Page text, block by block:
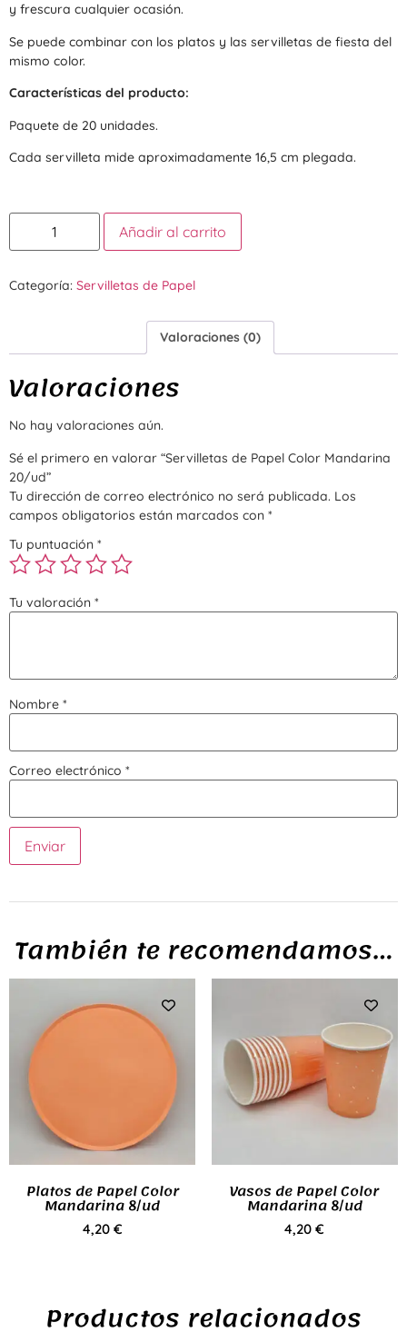
y frescura cualquier ocasión.
Se puede combinar con los platos y las servilletas de fiesta del
mismo color.
Características del producto:
Paquete de 20 unidades.
Cada servilleta mide aproximadamente 16,5 cm plegada.
Añadir al carrito
Categoría: Servilletas de Papel
Valoraciones (0)
Valoraciones
No hay valoraciones aún.
Sé el primero en valorar “Servilletas de Papel Color Mandarina
20/ud”
Tu dirección de correo electrónico no será publicada. Los
campos obligatorios están marcados con *
Tu puntuación *
Tu valoración *
Nombre *
Correo electrónico *
También te recomendamos…
Platos de Papel Color
Mandarina 8/ud
4,20 €
Vasos de Papel Color
Mandarina 8/ud
4,20€
Productos relacionados